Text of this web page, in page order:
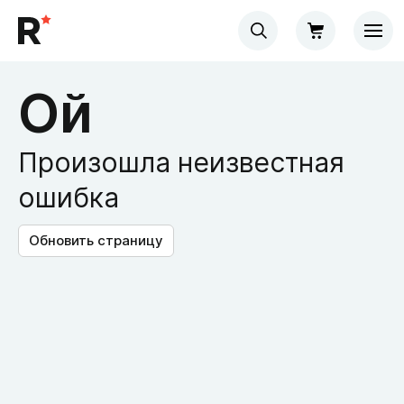
Ой
Произошла неизвестная
ошибка
Обновить страницу